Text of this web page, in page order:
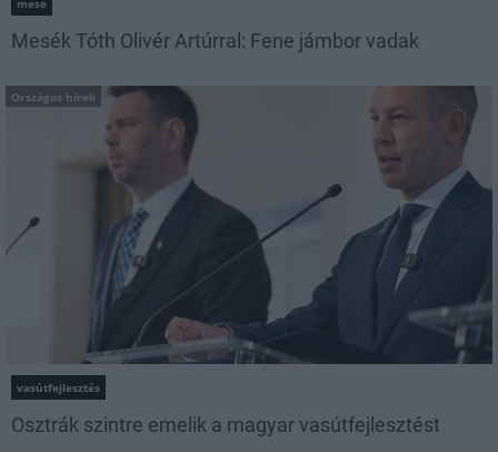
mese
Mesék Tóth Olivér Artúrral: Fene jámbor vadak
Országos hírek
vasútfejlesztés
Osztrák szintre emelik a magyar vasútfejlesztést